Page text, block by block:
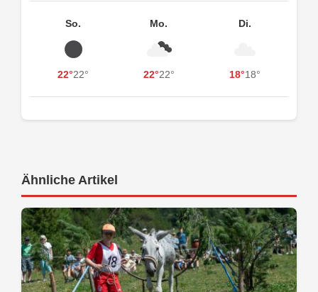
So.
22°22°
Mo.
22°22°
Di.
18°18°
Ähnliche Artikel